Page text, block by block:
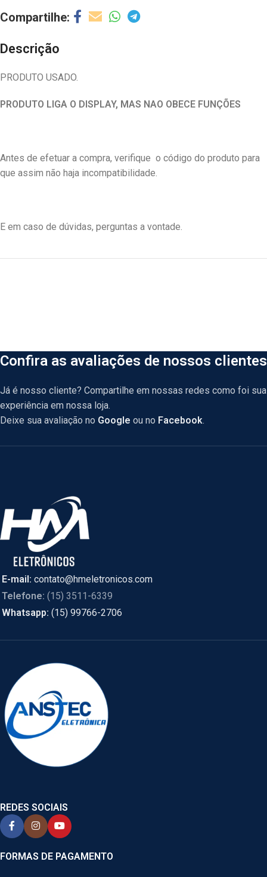
Descrição
PRODUTO USADO.
PRODUTO LIGA O DISPLAY, MAS NAO OBECE FUNÇÕES
Antes de efetuar a compra, verifique o código do produto para
que assim não haja incompatibilidade.
E em caso de dúvidas, perguntas a vontade.
Confira as avaliações de nossos clientes
Já é nosso cliente? Compartilhe em nossas redes como foi sua
experiência em nossa loja.
Deixe sua avaliação no Google ou no Facebook.
E-mail: contato@hmeletronicos.com
Telefone: (15) 3511-6339
Whatsapp: (15) 99766-2706
REDES SOCIAIS
FORMAS DE PAGAMENTO